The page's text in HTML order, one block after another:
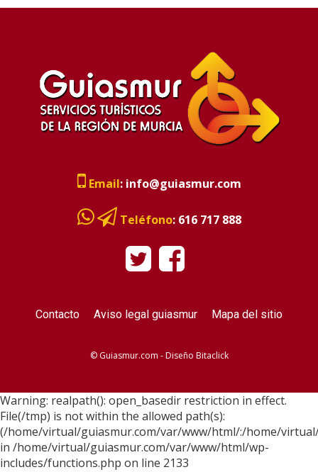
Email: info@guiasmur.com
Teléfono: 616 717 888
Contacto Aviso legal guiasmur Mapa del sitio
© Guiasmur.com - Diseño Bitaclick
Warning: realpath(): open_basedir restriction in effect.
File(/tmp) is not within the allowed path(s):
(/home/virtual/guiasmur.com/var/www/html/:/home/
in /home/virtual/guiasmur.com/var/www/html/wp-
includes/functions.php on line 2133